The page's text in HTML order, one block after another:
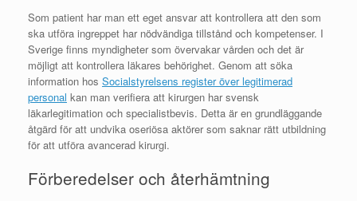
Som patient har man ett eget ansvar att kontrollera att den som
ska utföra ingreppet har nödvändiga tillstånd och kompetenser. I
Sverige finns myndigheter som övervakar vården och det är
möjligt att kontrollera läkares behörighet. Genom att söka
information hos Socialstyrelsens register över legitimerad
personal kan man verifiera att kirurgen har svensk
läkarlegitimation och specialistbevis. Detta är en grundläggande
åtgärd för att undvika oseriösa aktörer som saknar rätt utbildning
för att utföra avancerad kirurgi.
Förberedelser och återhämtning